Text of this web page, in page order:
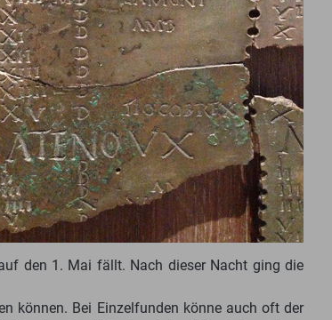
den 1. Mai fällt. Nach dieser Nacht ging die
können. Bei Einzelfunden könne auch oft der